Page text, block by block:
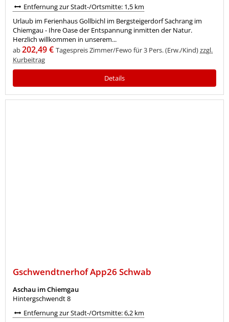
Entfernung zur Stadt-/Ortsmitte: 1,5 km
Urlaub im Ferienhaus Gollbichl im Bergsteigerdorf Sachrang im
Chiemgau - Ihre Oase der Entspannung inmitten der Natur.
Herzlich willkommen in unserem...
ab202,49 € Tagespreis Zimmer/Fewo für 3 Pers. (Erw./Kind)zzgl.
Kurbeitrag
Details
Gschwendtnerhof App26 Schwab
Aschau im Chiemgau
Hintergschwendt 8
Entfernung zur Stadt-/Ortsmitte: 6,2 km